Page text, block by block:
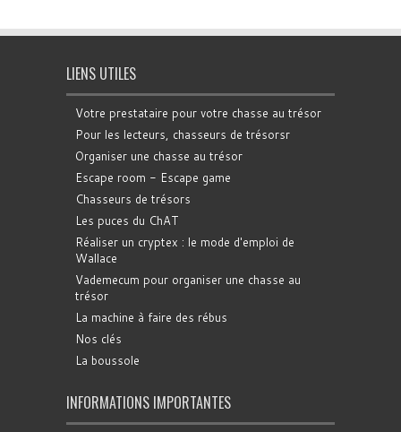
LIENS UTILES
Votre prestataire pour votre chasse au trésor
Pour les lecteurs, chasseurs de trésorsr
Organiser une chasse au trésor
Escape room - Escape game
Chasseurs de trésors
Les puces du ChAT
Réaliser un cryptex : le mode d'emploi de
Wallace
Vademecum pour organiser une chasse au
trésor
La machine à faire des rébus
Nos clés
La boussole
INFORMATIONS IMPORTANTES